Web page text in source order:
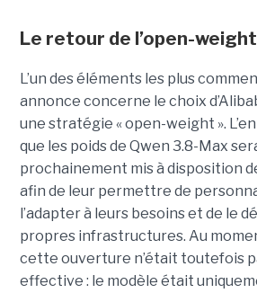
Le retour de l’open-weight
L’un des éléments les plus
annonce concerne le choix
une stratégie « open-weight ».
que les poids de Qwen 3.8-Max
prochainement mis à disposition
afin de leur permettre de
l’adapter à leurs besoins et de le
propres infrastructures. Au
cette ouverture n’était toutefois
effective : le modèle était